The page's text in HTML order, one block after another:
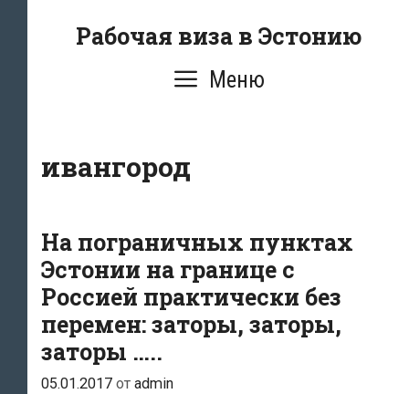
Рабочая виза в Эстонию
Меню
ивангород
На пограничных пунктах
Эстонии на границе с
Россией практически без
перемен: заторы, заторы,
заторы …..
05.01.2017 от admin